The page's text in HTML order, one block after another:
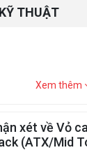
THUẬT
Xem thêm
xét về Vỏ
(ATX/Mid